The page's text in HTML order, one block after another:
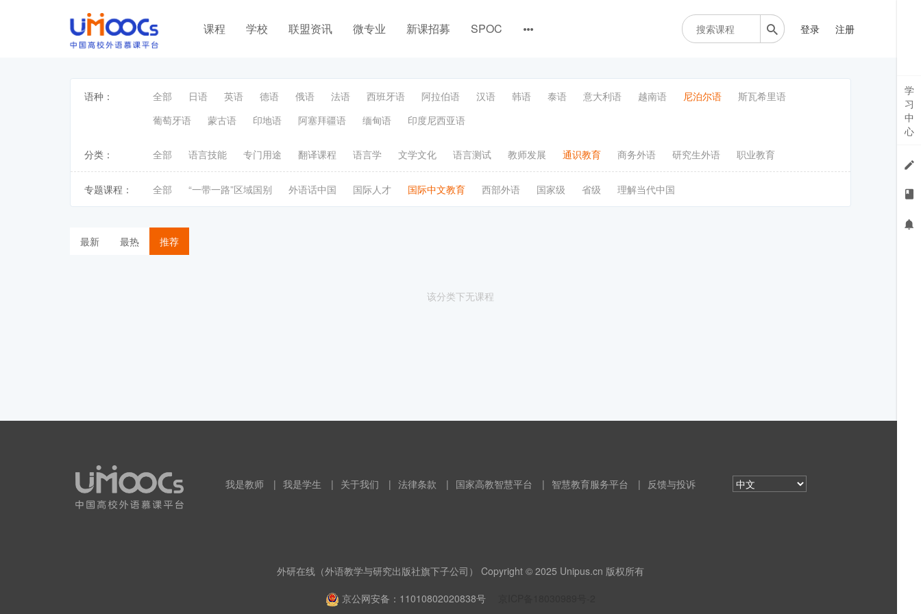
课程 学校 联盟资讯 微专业 新课招募 SPOC 登录 注册
语种： 全部 日语 英语 德语 俄语 法语 西班牙语 阿拉伯语 汉语 韩语 泰语 意大利语 越南语 尼泊尔语
斯瓦希里语
葡萄牙语
蒙古语 印地语 阿塞拜疆语 缅甸语 印度尼西亚语
分类： 全部 语言技能 专门用途 翻译课程 语言学 文学文化 语言测试 教师发展 通识教育 商务外语 研究生外语 职业教育
专题课程： 全部 “一带一路”区域国别 外语话中国 国际人才 国际中文教育 西部外语 国家级 省级 理解当代中国
最新 最热 推荐
该分类下无课程
我是教师 | 我是学生 | 关于我们 | 法律条款 | 国家高教智慧平台 | 智慧教育服务平台 | 反馈与投诉
外研在线（外语教学与研究出版社旗下子公司） Copyright © 2025 Unipus.cn 版权所有
京公网安备：11010802020838号
学
习
中
心